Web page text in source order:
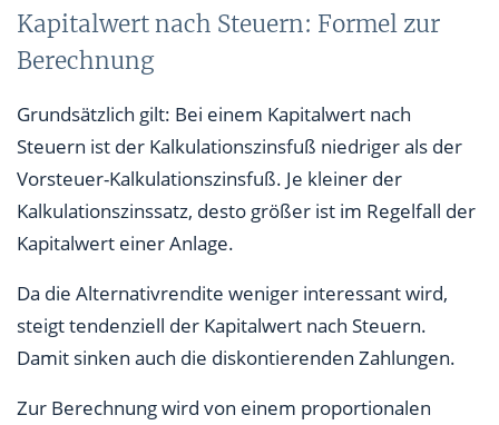
Kapitalwert nach Steuern: Formel zur
Berechnung
Grundsätzlich gilt: Bei einem Kapitalwert nach
Steuern ist der Kalkulationszinsfuß niedriger als der
Vorsteuer-Kalkulationszinsfuß. Je kleiner der
Kalkulationszinssatz, desto größer ist im Regelfall der
Kapitalwert einer Anlage.
Da die Alternativrendite weniger interessant wird,
steigt tendenziell der Kapitalwert nach Steuern.
Damit sinken auch die diskontierenden Zahlungen.
Zur Berechnung wird von einem proportionalen